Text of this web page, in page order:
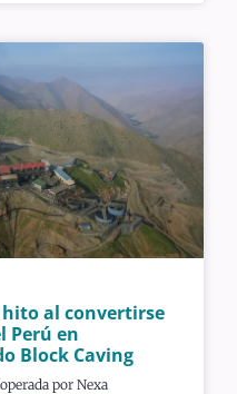
al convertirse
Perú en
Block Caving
por Nexa